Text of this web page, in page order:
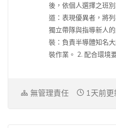
後，依個人選擇之班
道：表現優異者，將
獨立帶隊與指導新人
裝：負責半導體知名
裝作業。 2. 配合環境
無管理責任 1天前更